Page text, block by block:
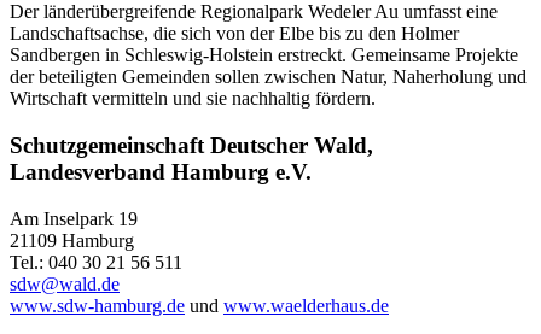
Der länderübergreifende Regionalpark Wedeler Au umfasst eine
Landschaftsachse, die sich von der Elbe bis zu den Holmer
Sandbergen in Schleswig-Holstein erstreckt. Gemeinsame Projekte
der beteiligten Gemeinden sollen zwischen Natur, Naherholung und
Wirtschaft vermitteln und sie nachhaltig fördern.
Schutzgemeinschaft Deutscher Wald,
Landesverband Hamburg e.V.
Am Inselpark 19
21109 Hamburg
Tel.: 040 30 21 56 511
sdw@wald.de
www.sdw-hamburg.de und www.waelderhaus.de